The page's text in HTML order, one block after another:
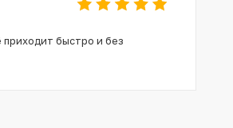
приходит быстро и без